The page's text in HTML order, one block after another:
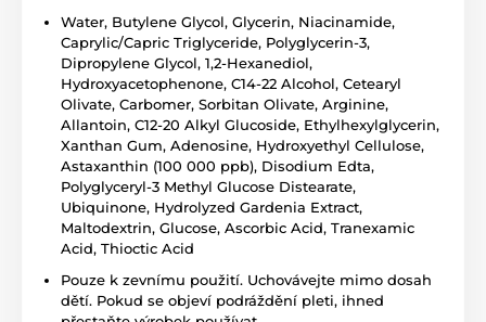
Water, Butylene Glycol, Glycerin, Niacinamide,
Caprylic/Capric Triglyceride, Polyglycerin-3,
Dipropylene Glycol, 1,2-Hexanediol,
Hydroxyacetophenone, C14-22 Alcohol, Cetearyl
Olivate, Carbomer, Sorbitan Olivate, Arginine,
Allantoin, C12-20 Alkyl Glucoside, Ethylhexylglycerin,
Xanthan Gum, Adenosine, Hydroxyethyl Cellulose,
Astaxanthin (100 000 ppb), Disodium Edta,
Polyglyceryl-3 Methyl Glucose Distearate,
Ubiquinone, Hydrolyzed Gardenia Extract,
Maltodextrin, Glucose, Ascorbic Acid, Tranexamic
Acid, Thioctic Acid
Pouze k zevnímu použití. Uchovávejte mimo dosah
dětí. Pokud se objeví podráždění pleti, ihned